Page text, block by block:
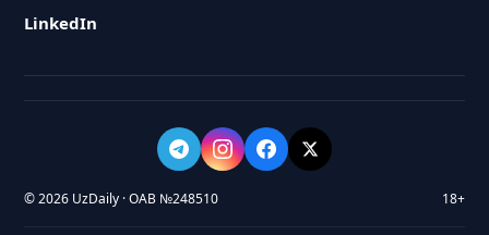
LinkedIn
© 2026 UzDaily · ОАВ №248510 18+